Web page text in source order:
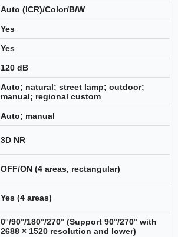
Auto (ICR)/Color/B/W
Yes
Yes
120 dB
Auto; natural; street lamp; outdoor;
manual; regional custom
Auto; manual
3D NR
OFF/ON (4 areas, rectangular)
Yes (4 areas)
0°/90°/180°/270° (Support 90°/270° with
2688 × 1520 resolution and lower)